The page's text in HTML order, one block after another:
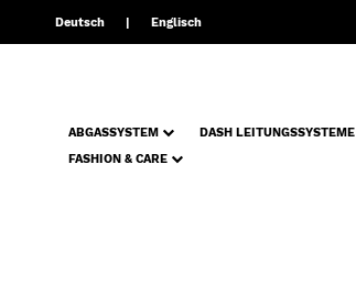
Deutsch Englisch
ABGASSYSTEM DASH LEITUNGSSYSTEME
FASHION & CARE